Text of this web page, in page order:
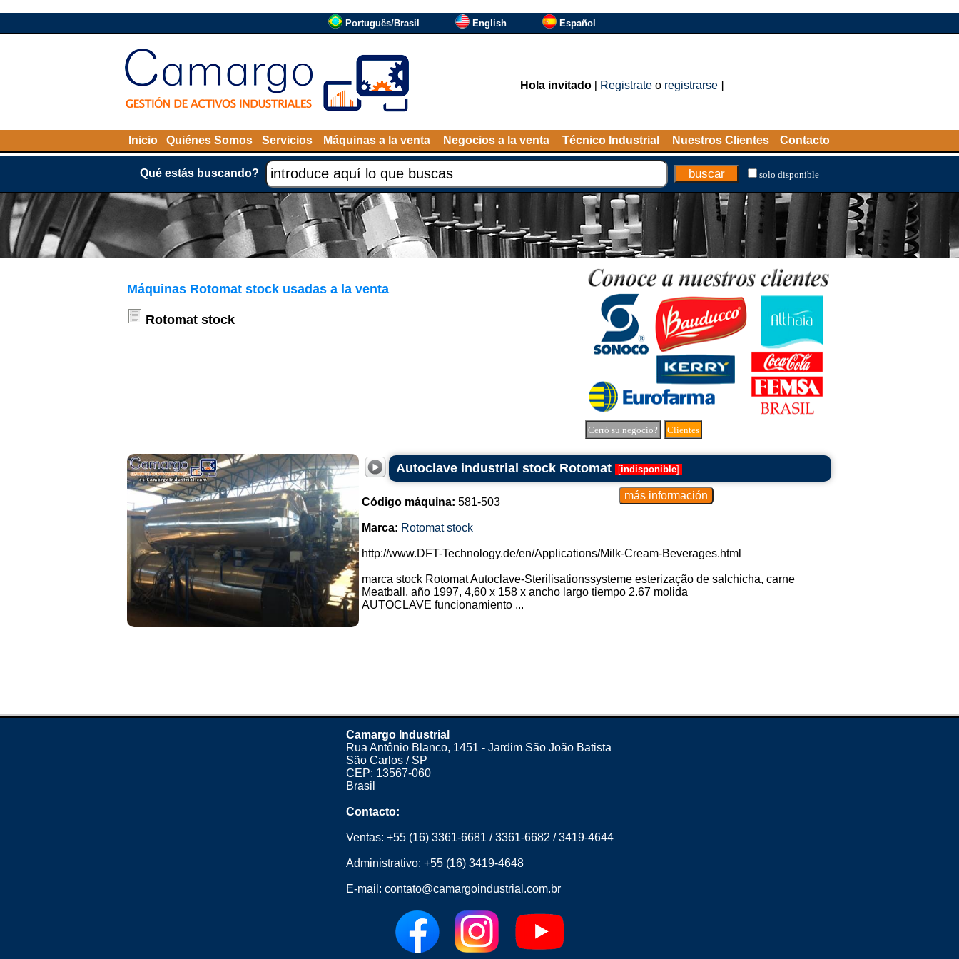
Português/Brasil English Español
Hola invitado[ Registrateo registrarse]
Inicio Quiénes Somos Servicios Máquinas a la venta Negocios a la venta Técnico Industrial Nuestros Clientes Contacto
Qué estás buscando? solo disponible
Máquinas Rotomat stock usadas a la venta
Rotomat stock
Cerró su negocio? Clientes
Autoclave industrial stock Rotomat [indisponible]
Código máquina: 581-503
Marca: Rotomat stock
http://www.DFT-Technology.de/en/Applications/Milk-Cream-Beverages.html
marca stock Rotomat Autoclave-Sterilisationssysteme esterização de salchicha, carne
Meatball, año 1997, 4,60 x 158 x ancho largo tiempo 2.67 molida
AUTOCLAVE funcionamiento ...
Camargo Industrial
Rua Antônio Blanco, 1451 - Jardim São João Batista
São Carlos / SP
CEP: 13567-060
Brasil
Contacto:
Ventas: +55 (16) 3361-6681 /3361-6682 /3419-4644
Administrativo: +55 (16) 3419-4648
E-mail: contato@camargoindustrial.com.br